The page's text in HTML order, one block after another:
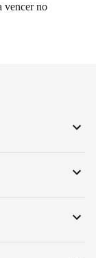
vencer no